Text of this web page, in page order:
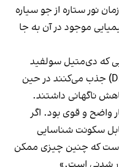
نور ستاره از جو سیاره
موجود در آن به جا
که دی‌متیل سولفید
(DMS) و دی‌متیل دی‌سولفید (DMDS) جذب می‌کنند در حین
واضح و قوی بود. اگر
سکونت شناسایی
است که چنین چیزی ممکن